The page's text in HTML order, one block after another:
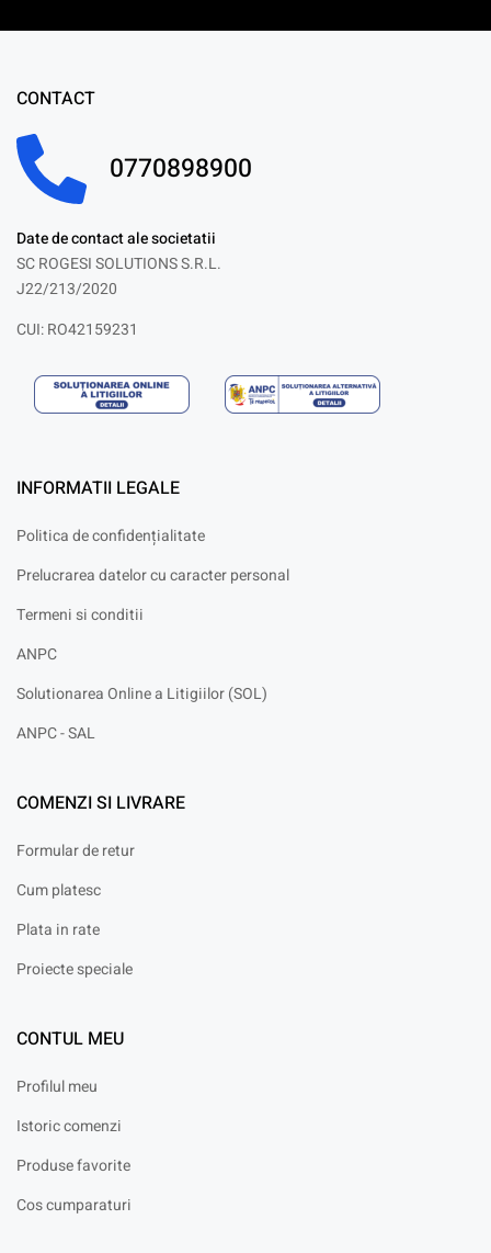
CONTACT
0770898900
Date de contact ale societatii
SC ROGESI SOLUTIONS S.R.L.
J22/213/2020
CUI: RO42159231
INFORMATII LEGALE
Politica de confidențialitate
Prelucrarea datelor cu caracter personal
Termeni si conditii
ANPC
Solutionarea Online a Litigiilor (SOL)
ANPC - SAL
COMENZI SI LIVRARE
Formular de retur
Cum platesc
Plata in rate
Proiecte speciale
CONTUL MEU
Profilul meu
Istoric comenzi
Produse favorite
Cos cumparaturi